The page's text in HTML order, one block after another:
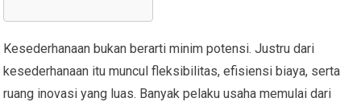
Kesederhanaan bukan berarti minim potensi. Justru dari
kesederhanaan itu muncul fleksibilitas, efisiensi biaya, serta
ruang inovasi yang luas. Banyak pelaku usaha memulai dari